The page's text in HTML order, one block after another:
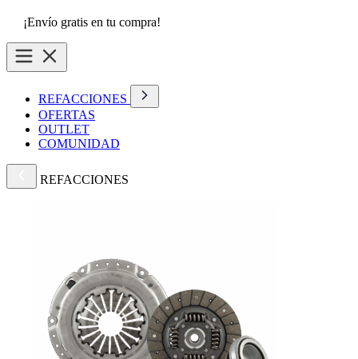
¡Envío gratis en tu compra!
REFACCIONES
OFERTAS
OUTLET
COMUNIDAD
REFACCIONES